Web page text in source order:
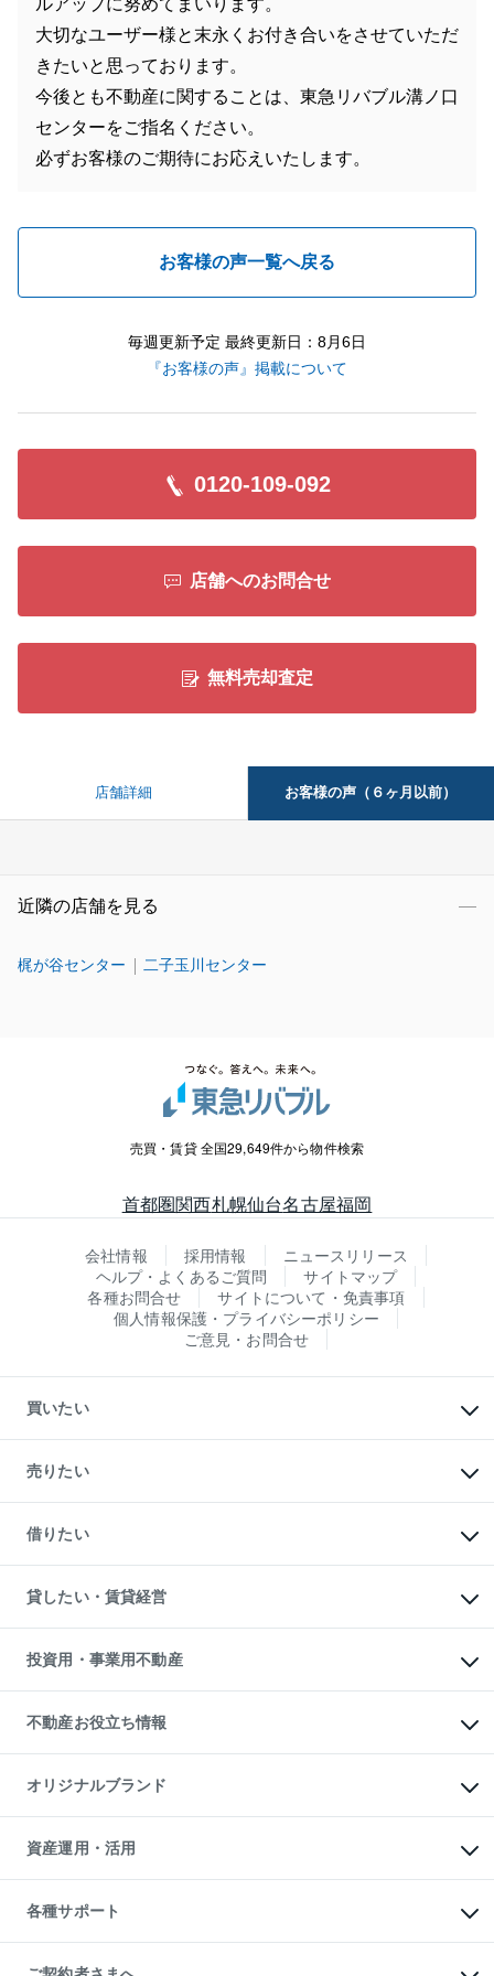
ルアップに努めてまいります。
大切なユーザー様と末永くお付き合いをさせていただ
きたいと思っております。
今後とも不動産に関することは、東急リバブル溝ノ口
センターをご指名ください。
必ずお客様のご期待にお応えいたします。
お客様の声一覧へ戻る
毎週更新予定 最終更新日：8月6日
『お客様の声』掲載について
0120-109-092
店舗へのお問合せ
無料売却査定
店舗詳細 お客様の声（６ヶ月以前）
近隣の店舗を見る
梶が谷センター 二子玉川センター
売買・賃貸 全国29,649件から物件検索
首都圏関西札幌仙台名古屋福岡
会社情報 採用情報
ニュースリリース
ヘルプ・よくあるご質問
サイトマップ
各種お問合せ
サイトについて・免責事項
個人情報保護・プライバシーポリシー
ご意見・お問合せ
買いたい
新築・分譲マンションの購入
中古マンションの購入
一戸建ての購入
中古一戸建ての購入
不動産購入の流れ
注目キーワード物件特集
購入ガイド
English 繁体中文簡体中文
売りたい
一戸建ての売却・査定
土地の売却・査定
スピードAI査定
不動産査定について
不動産売却の流れ
不動産買換えの流れ
売却ガイド
借りたい
オフィス・店舗の賃貸
借りるときの流れ
借りるガイド
貸したい・賃貸経営
マンション賃料データ
賃貸管理プラン
リロケーションについて
貸すガイド
投資用・事業用不動産
事業用不動産
マンション投資
投資用マンション
アパート経営
収益物件
ビル購入（ビル一棟）
投資用不動産の売却査定
事業用不動産の売却査定
不動産お役立ち情報
マンションライブラリー
人気マンションランキング
暮らしに役立つ不動産メディア
不動産相場・不動産価格情報
不動産コラム・ニュース
不動産用語集
不動産なんでもネット相談室
住まいの税金
オリジナルブランド
一棟リノベーションマンション
L`GENTE（ルジェンテ）
区分リノベーションマンション
投資用一棟レジデンスWELL
不動産小口投資
LEGACIA（レガシア）
資産運用・活用
不動産M&A
アセットマネジメント・出資
各種サポート
相続サポート